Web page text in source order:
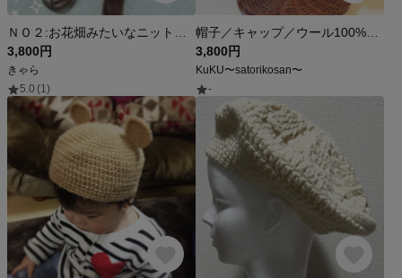
3,800円
きゃら
5.0 (1)
3,800円
KuKU〜satorikosan〜
-